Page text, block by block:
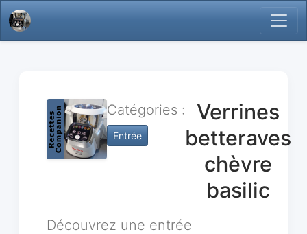
Catégories :
Entrée
Verrines
betteraves
chèvre
basilic
Découvrez une entrée